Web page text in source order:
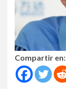
Compartir en: